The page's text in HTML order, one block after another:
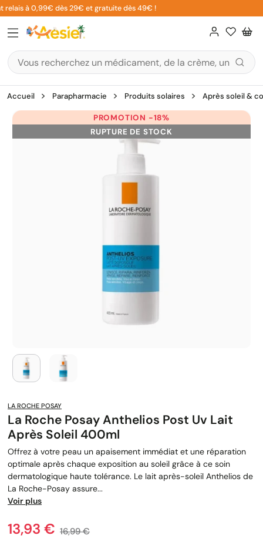
Aller
au
contenu
à 0,99€ dès 29€ et gratuite dès 49€ !
Accueil Parapharmacie Produits solaires Après soleil &
PROMOTION -18%
RUPTURE DE STOCK
LA ROCHE POSAY
La Roche Posay Anthelios Post Uv Lait
Après Soleil 400ml
Offrez à votre peau un apaisement immédiat et une réparation
optimale après chaque exposition au soleil grâce à ce soin
dermatologique haute tolérance. Le lait après-soleil Anthelios de
La Roche-Posay assure...
Voir plus
Prix
13,93 € Prix de base
16,99 €